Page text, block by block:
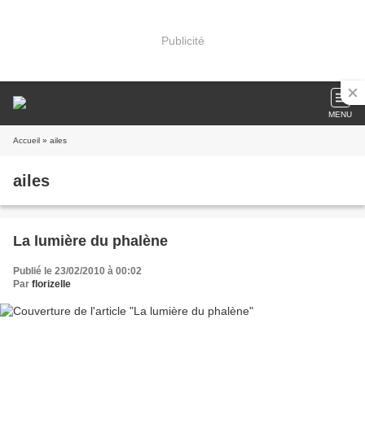
Publicité
MENU
Accueil » ailes
ailes
La lumière du phalène
Publié le 23/02/2010 à 00:02
Par florizelle